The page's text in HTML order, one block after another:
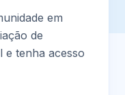
em
de
e tenha acesso